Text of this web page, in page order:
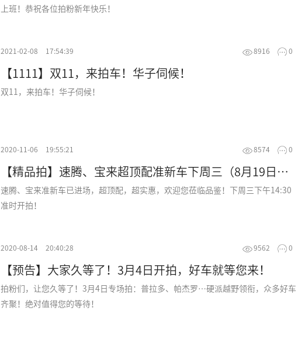
上班！恭祝各位拍粉新年快乐！
2021-02-08 17:54:39 8916 0
【1111】双11，来拍车！华子伺候！
双11，来拍车！华子伺候！
2020-11-06 19:55:21 8574 0
【精品拍】速腾、宝来超顶配准新车下周三（8月19日）开拍！
速腾、宝来准新车已进场，超顶配，超实惠，欢迎您莅临品鉴！下周三下午14:30
准时开拍！
2020-08-14 20:40:28 9562 0
【预告】大家久等了！3月4日开拍，好车就等您来！
拍粉们，让您久等了！3月4日专场拍：普拉多、帕杰罗…硬派越野领衔，众多好车
齐聚！绝对值得您的等待！